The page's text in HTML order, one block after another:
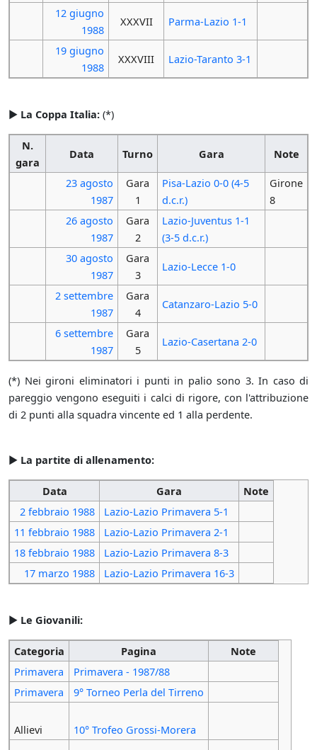
12 giugno
1988
XXXVII Parma-Lazio 1-1
19 giugno
1988
XXXVIII Lazio-Taranto 3-1
► La Coppa Italia: (*)
N.
gara
Data Turno Gara Note
23 agosto
1987
Gara
1
Pisa-Lazio 0-0 (4-5
d.c.r.)
Girone
8
26 agosto
1987
Gara
2
Lazio-Juventus 1-1
(3-5 d.c.r.)
30 agosto
1987
Gara
3
Lazio-Lecce 1-0
2 settembre
1987
Gara
4
Catanzaro-Lazio 5-0
6 settembre
1987
Gara
5
Lazio-Casertana 2-0
(*) Nei gironi eliminatori i punti in palio sono 3. In caso di
pareggio vengono eseguiti i calci di rigore, con l'attribuzione
di 2 punti alla squadra vincente ed 1 alla perdente.
► La partite di allenamento:
Data Gara
Note
2 febbraio 1988
Lazio-Lazio Primavera 5-1
11 febbraio 1988
Lazio-Lazio Primavera 2-1
18 febbraio 1988
Lazio-Lazio Primavera 8-3
17 marzo 1988 Lazio-Lazio Primavera 16-3
► Le Giovanili:
Categoria Pagina
Note
Primavera
Primavera - 1987/88
Primavera
9° Torneo Perla del Tirreno
Allievi 10° Trofeo Grossi-Morera